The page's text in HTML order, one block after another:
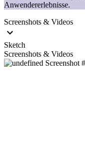
Anwendererlebnisse.
Screenshots & Videos
Sketch
Screenshots & Videos